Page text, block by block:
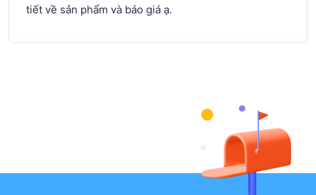
tiết về sản phẩm và báo giá ạ.